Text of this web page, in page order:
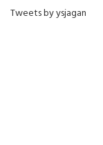
Tweets by ysjagan